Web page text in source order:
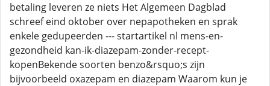
betaling leveren ze niets Het Algemeen Dagblad
schreef eind oktober over nepapotheken en sprak
enkele gedupeerden --- startartikel nl mens-en-
gezondheid kan-ik-diazepam-zonder-recept-
kopenBekende soorten benzo&rsquo;s zijn
bijvoorbeeld oxazepam en diazepam Waarom kun je